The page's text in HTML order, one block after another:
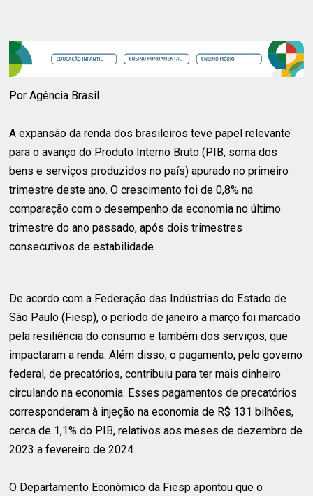
Por Agência Brasil
A expansão da renda dos brasileiros teve papel relevante
para o avanço do Produto Interno Bruto (PIB, soma dos
bens e serviços produzidos no país) apurado no primeiro
trimestre deste ano. O crescimento foi de 0,8% na
comparação com o desempenho da economia no último
trimestre do ano passado, após dois trimestres
consecutivos de estabilidade.
De acordo com a Federação das Indústrias do Estado de
São Paulo (Fiesp), o período de janeiro a março foi marcado
pela resiliência do consumo e também dos serviços, que
impactaram a renda. Além disso, o pagamento, pelo governo
federal, de precatórios, contribuiu para ter mais dinheiro
circulando na economia. Esses pagamentos de precatórios
corresponderam à injeção na economia de R$ 131 bilhões,
cerca de 1,1% do PIB, relativos aos meses de dezembro de
2023 a fevereiro de 2024.
O Departamento Econômico da Fiesp apontou que o